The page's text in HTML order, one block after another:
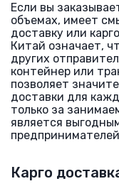
Если вы
объемах, имеет
доставку или
Китай означает,
других
контейнер или
позволяет
доставки для
только за
является
Карго